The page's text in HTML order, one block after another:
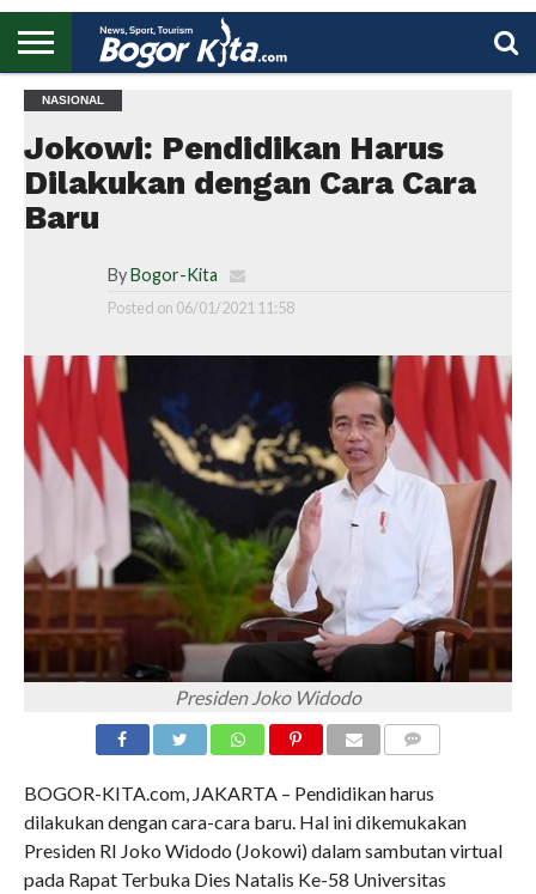
BOGOR
REGIONAL
NASIONAL
PENDIDIKAN
WISATA
OLAHRAGA
LAPORAN
PROFIL
NASIONAL
Jokowi: Pendidikan Harus
Dilakukan dengan Cara Cara
Baru
By Bogor-Kita
Posted on 06/01/2021 11:58
Presiden Joko Widodo
BOGOR-KITA.com, JAKARTA – Pendidikan harus
dilakukan dengan cara-cara baru. Hal ini dikemukakan
Presiden RI Joko Widodo (Jokowi) dalam sambutan virtual
pada Rapat Terbuka Dies Natalis Ke-58 Universitas